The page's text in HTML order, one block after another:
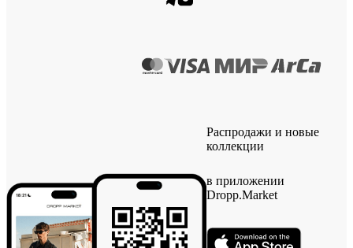
Распродажи и новые
коллекции
в приложении
Dropp.Market